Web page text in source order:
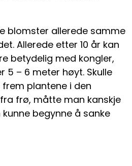
blomster allerede samme
Allerede etter 10 år kan
betydelig med kongler,
5 – 6 meter høyt. Skulle
plantene i den
frø, måtte man kanskje
begynne å sanke